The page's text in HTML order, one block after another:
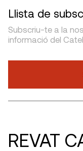
Llista de
Subscriu-te a la
informació del
REVAT